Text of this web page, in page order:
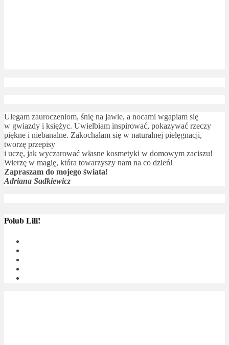
Ulegam zauroczeniom, śnię na jawie, a nocami wgapiam się
w gwiazdy i księżyc. Uwielbiam inspirować, pokazywać rzeczy
piękne i niebanalne. Zakochałam się w naturalnej pielęgnacji,
tworzę przepisy
i uczę, jak wyczarować własne kosmetyki w domowym zaciszu!
Wierzę w magię, która towarzyszy nam na co dzień!
Zapraszam do mojego świata!
Adriana Sadkiewicz
Polub Lili!